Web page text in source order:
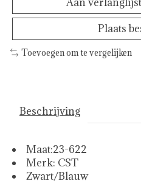
Plaats
Toevoegen om te vergelijken
Beschrijving
Maat:23-622
Merk: CST
Zwart/Blauw